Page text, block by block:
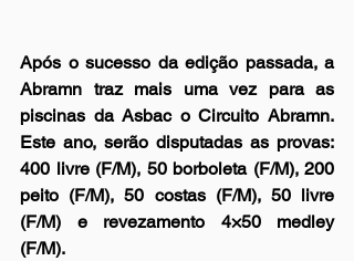
Após o sucesso da edição passada, a
Abramn traz mais uma vez para as
piscinas da Asbac o Circuito Abramn.
Este ano, serão disputadas as provas:
400 livre (F/M), 50 borboleta (F/M), 200
peito (F/M), 50 costas (F/M), 50 livre
(F/M) e revezamento 4×50 medley
(F/M).